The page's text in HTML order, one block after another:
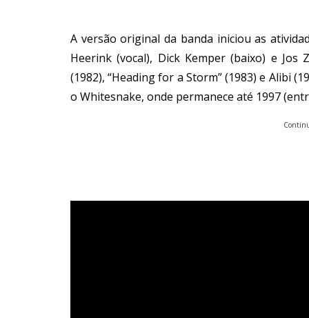
A versão original da banda iniciou as
Heerink (vocal), Dick Kemper (baixo) e Jos
(1982), “Heading for a Storm” (1983) e Alibi
o Whitesnake, onde permanece até 1997